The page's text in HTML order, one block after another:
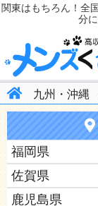
関東はもちろん！全
分
九州・沖縄
福岡県
佐賀県
鹿児島県